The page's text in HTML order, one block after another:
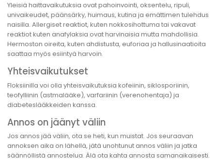
Yleisiä haittavaikutuksia ovat pahoinvointi, oksentelu, ripuli,
univaikeudet, päänsärky, huimaus, kutina ja emättimen tulehdus
naisilla. Allergiset reaktiot, kuten nokkosihottuma tai vakavat
reaktiot kuten anafylaksia ovat harvinaisia mutta mahdollisia.
Hermoston oireita, kuten ahdistusta, euforiaa ja hallusinaatioita
saattaa myös esiintyä harvoin.
Yhteisvaikutukset
Floksiinilla voi olla yhteisvaikutuksia kofeiinin, siklosporiinin,
teofylliinin (astmalääke), varfariinin (verenohentaja) ja
diabeteslääkkeiden kanssa.
Annos on jäänyt väliin
Jos annos jää väliin, ota se heti, kun muistat. Jos seuraavan
annoksen aika on lähellä, jätä unohtunut annos väliin ja jatka
säännöllistä annostelua. Älä ota kahta annosta samanaikaisesti.